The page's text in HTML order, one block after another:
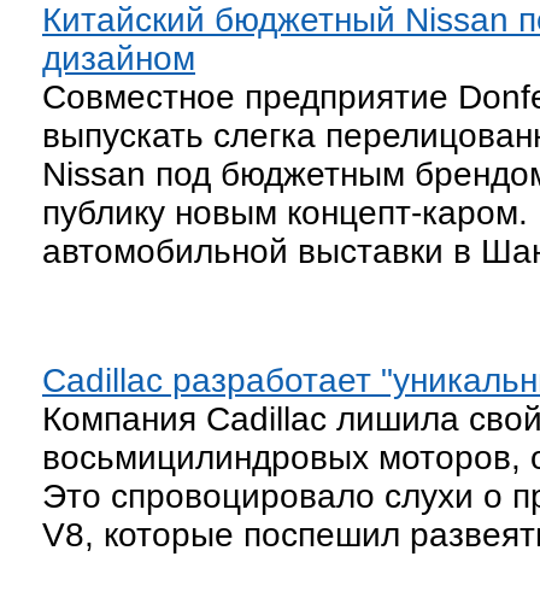
Китайский бюджетный Nissan
дизайном
Совместное предприятие
выпускать слегка
Nissan под бюджетным
публику новым концепт-
автомобильной выставки в
Cadillac разработает
Компания Cadillac лишила
восьмицилиндровых моторов,
Это спровоцировало слухи о
V8, которые поспешил